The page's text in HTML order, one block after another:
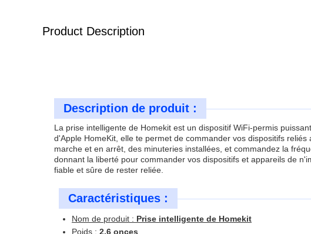
Product Description
Description de produit :
La prise intelligente de Homekit est un dispositif WiFi-permis
d'Apple HomeKit, elle te permet de commander vos dispositifs
marche et en arrêt, des minuteries installées, et commandez la
donnant la liberté pour commander vos dispositifs et appareils de
fiable et sûre de rester reliée.
Caractéristiques :
Nom de produit : Prise intelligente de Homekit
Poids : 2,6 onces